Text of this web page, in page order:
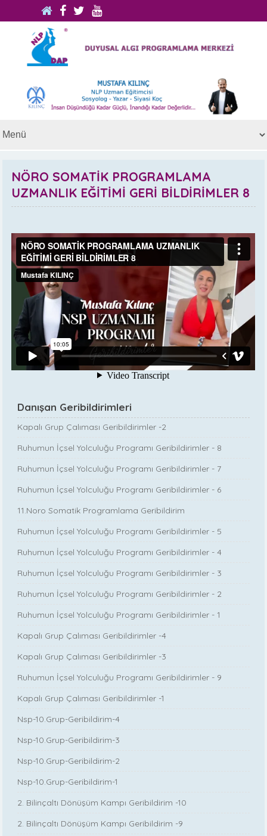
NÖRO SOMATİK PROGRAMLAMA
UZMANLIK EĞİTİMİ GERİ BİLDİRİMLER 8
Danışan Geribildirimleri
Kapalı Grup Çalıması Geribildirimler -2
Ruhumun İçsel Yolculuğu Programı Geribildirimler - 8
Ruhumun İçsel Yolculuğu Programı Geribildirimler - 7
Ruhumun İçsel Yolculuğu Programı Geribildirimler - 6
11.Noro Somatik Programlama Geribildirim
Ruhumun İçsel Yolculuğu Programı Geribildirimler - 5
Ruhumun İçsel Yolculuğu Programı Geribildirimler - 4
Ruhumun İçsel Yolculuğu Programı Geribildirimler - 3
Ruhumun İçsel Yolculuğu Programı Geribildirimler - 2
Ruhumun İçsel Yolculuğu Programı Geribildirimler - 1
Kapalı Grup Çalıması Geribildirimler -4
Kapalı Grup Çalıması Geribildirimler -3
Ruhumun İçsel Yolculuğu Programı Geribildirimler - 9
Kapalı Grup Çalıması Geribildirimler -1
Nsp-10.Grup-Geribildirim-4
Nsp-10.Grup-Geribildirim-3
Nsp-10.Grup-Geribildirim-2
Nsp-10.Grup-Geribildirim-1
2. Bilinçaltı Dönüşüm Kampı Geribildirim -10
2. Bilinçaltı Dönüşüm Kampı Geribildirim -9